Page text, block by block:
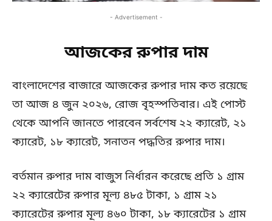
- Advertisement -
আজকের রুপার দাম
বাংলাদেশের বাজারে আজকের রুপার দাম কত রয়েছে
তা আজ ৪ জুন ২০২৬, রোজ বৃহস্পতিবার। এই পোস্ট
থেকে আপনি জানতে পারবেন সর্বশেষ ২২ ক্যারেট, ২১
ক্যারেট, ১৮ ক্যারেট, সনাতন পদ্ধতির রুপার দাম।
বর্তমান রুপার দাম বাজুস নির্ধারন করেছে প্রতি ১ গ্রাম
২২ ক্যারেটের রুপার মূল্য ৪৮৫ টাকা, ১ গ্রাম ২১
ক্যারেটের রুপার মূল্য ৪৬০ টাকা, ১৮ ক্যারেটের ১ গ্রাম